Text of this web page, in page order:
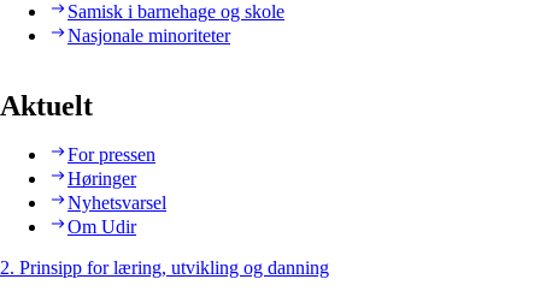
Samisk i barnehage og skole
Nasjonale minoriteter
Aktuelt
For pressen
Høringer
Nyhetsvarsel
Om Udir
2. Prinsipp for læring, utvikling og danning